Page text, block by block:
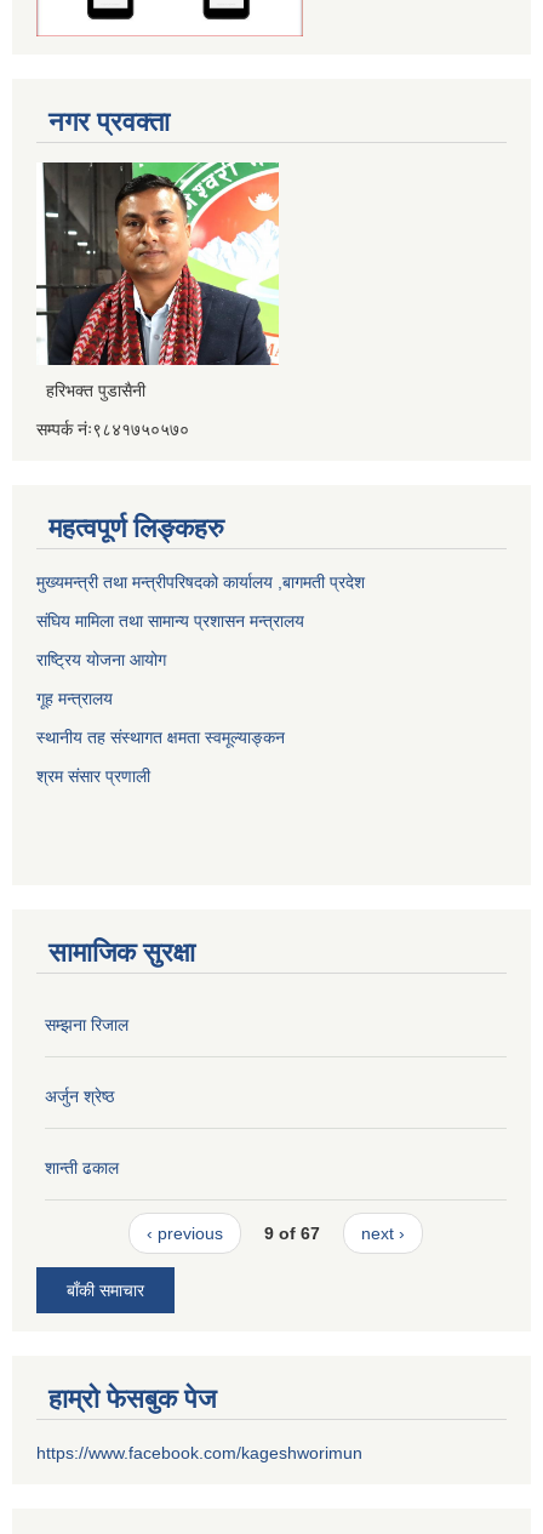
नगर प्रवक्ता
हरिभक्त पुडासैनी
सम्पर्क नंः९८४१७५०५७०
महत्वपूर्ण लिङ्कहरु
मुख्यमन्त्री तथा मन्त्रीपरिषदको कार्यालय ,बागमती प्रदेश
संघिय मामिला तथा सामान्य प्रशासन मन्त्रालय
राष्ट्रिय योजना आयोग
गूह मन्त्रालय
स्थानीय तह संस्थागत क्षमता स्वमूल्याङ्कन
श्रम संसार प्रणाली
सामाजिक सुरक्षा
सम्झना रिजाल
अर्जुन श्रेष्ठ
शान्ती ढकाल
‹ previous 9 of 67 next ›
बाँकी समाचार
हाम्रो फेसबुक पेज
https://www.facebook.com/kageshworimun